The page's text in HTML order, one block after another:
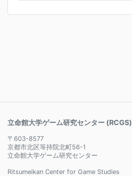
立命館大学ゲーム研究センター (RCGS)
〒603-8577
京都市北区等持院北町56-1
立命館大学ゲーム研究センター
Ritsumeikan Center for Game Studies